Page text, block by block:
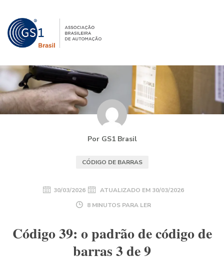
Por GS1 Brasil
CÓDIGO DE BARRAS
30/03/2026 ATUALIZADO EM 30/03/2026
8 MINUTOS PARA LER
Código 39: o padrão de código de
barras 3 de 9